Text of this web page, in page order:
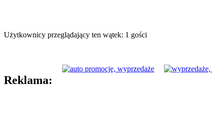
Użytkownicy przeglądający ten wątek: 1 gości
Reklama: